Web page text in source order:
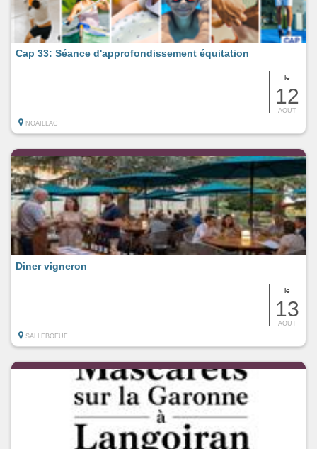
le
12
AOUT
Cap 33: Séance d'approfondissement équitation
NOAILLAC
le
13
AOUT
Diner vigneron
SALLEBOEUF